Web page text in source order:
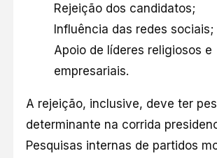
Rejeição dos candidatos;
Influência das redes sociais;
Apoio de líderes religiosos e
empresariais.
A rejeição, inclusive, deve ter
determinante na corrida
Pesquisas internas de partidos